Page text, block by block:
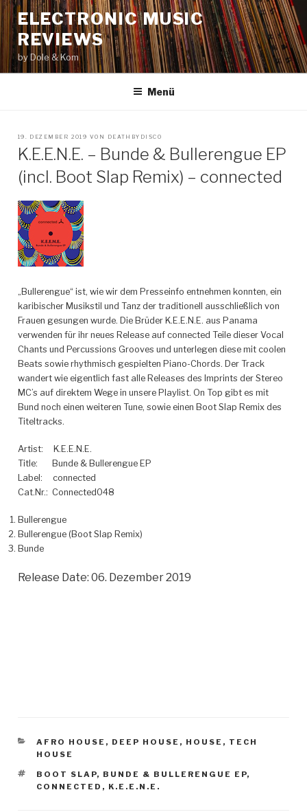
Zum
Inhalt
springen
ELECTRONIC MUSIC
REVIEWS
by Dole & Kom
Menü
VERÖFFENTLICHT
19. DEZEMBER 2019 VON DEATHBYDISCO
K.E.E.N.E. – Bunde & Bullerengue EP
(incl. Boot Slap Remix) – connected
„Bullerengue“ ist, wie wir dem Presseinfo entnehmen konnten, ein
karibischer Musikstil und Tanz der traditionell ausschließlich von
Frauen gesungen wurde. Die Brüder K.E.E.N.E. aus Panama
verwenden für ihr neues Release auf connected Teile dieser Vocal
Chants und Percussions Grooves und unterlegen diese mit coolen
Beats sowie rhythmisch gespielten Piano-Chords. Der Track
wandert wie eigentlich fast alle Releases des Imprints der Stereo
MC’s auf direktem Wege in unsere Playlist. On Top gibt es mit
Bund noch einen weiteren Tune, sowie einen Boot Slap Remix des
Titeltracks.
Artist:
K.E.E.N.E.
Title:
Bunde & Bullerengue EP
Label:
connected
Cat.Nr.: Connected048
Bullerengue
Bullerengue (Boot Slap Remix)
Bunde
Release Date: 06. Dezember 2019
KATEGORIEN
AFRO HOUSE , DEEP HOUSE , HOUSE , TECH
HOUSE
SCHLAGWÖRTER
BOOT SLAP, BUNDE & BULLERENGUE EP,
CONNECTED , K.E.E.N.E.